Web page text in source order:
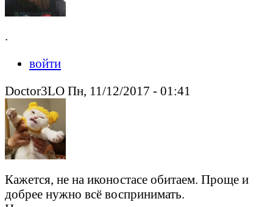
.
войти
Doctor3LO Пн, 11/12/2017 - 01:41
Кажется, не на иконостасе обитаем. Проще и
добрее нужно всё воспринимать.